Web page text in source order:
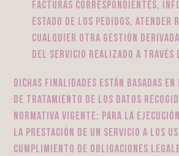
facturas correspondientes,
estado de los pedidos, atender
cualquier otra gestión
del servicio realizado a través
Dichas finalidades están basadas
de tratamiento de los datos
normativa vigente: para la
la prestación de un servicio a los
cumplimiento de obligaciones